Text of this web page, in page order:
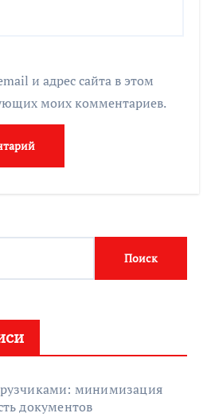
и адрес сайта в этом
моих комментариев.
минимизация
документов